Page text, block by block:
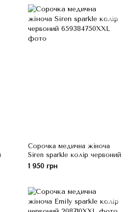
Сорочка медична жіноча
Siren sparkle колір червоний
1 950 грн